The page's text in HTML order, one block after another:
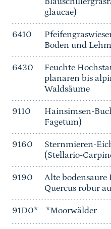
glaucae)
6410
Boden und
6430
Feuchte
planaren bis
Waldsäume
9110
Hainsimsen-
Fagetum)
9160
Sternmieren-
(Stellario-
9190
Alte
Quercus robur
91D0* *Moorwälder